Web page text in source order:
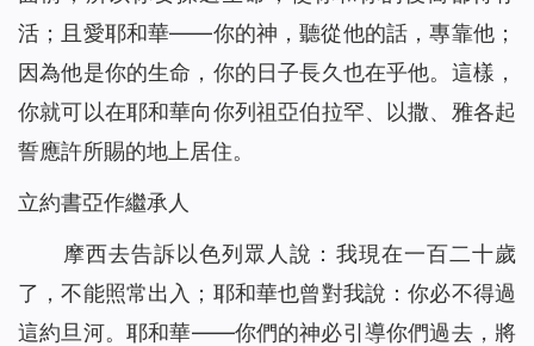
活；且愛耶和華——你的神，聽從他的話，專靠他；
因為他是你的生命，你的日子長久也在乎他。這樣，
你就可以在耶和華向你列祖亞伯拉罕、以撒、雅各起
誓應許所賜的地上居住。
立約書亞作繼承人
摩西去告訴以色列眾人說：我現在一百二十歲
了，不能照常出入；耶和華也曾對我說：你必不得過
這約旦河。耶和華——你們的神必引導你們過去，將